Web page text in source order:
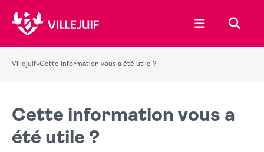
Ouvrir le
Villejuif»Cette information vous a été utile ?
Cette information vous a
été utile ?